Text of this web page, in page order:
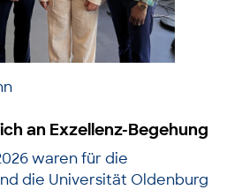
an Exzellenz-Begehung
waren für die
die Universität Oldenburg